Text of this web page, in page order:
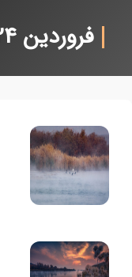
فروردین 24, 1404